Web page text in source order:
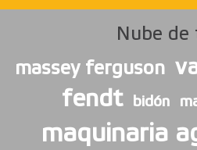
Nube de
massey ferguson
fendt bidón
maquinaria